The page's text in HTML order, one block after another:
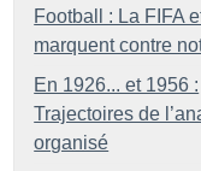
Football : La FIFA
marquent contre
En 1926... et 1956 :
Trajectoires de
organisé